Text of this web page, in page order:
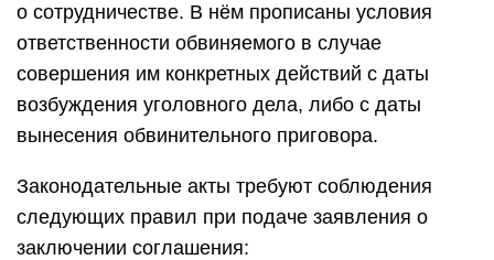
о сотрудничестве. В нём прописаны условия
ответственности обвиняемого в случае
совершения им конкретных действий с даты
возбуждения уголовного дела, либо с даты
вынесения обвинительного приговора.
Законодательные акты требуют соблюдения
следующих правил при подаче заявления о
заключении соглашения: